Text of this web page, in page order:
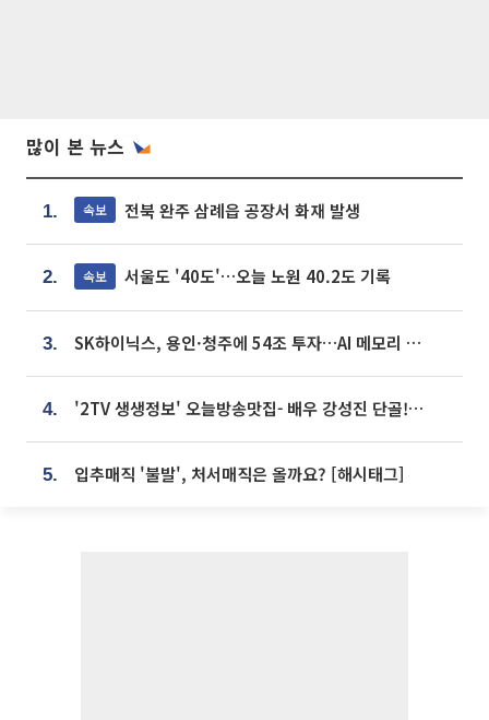
많이 본 뉴스
1. 속보 전북 완주 삼례읍 공장서 화재 발생
2. 속보 서울도 '40도'…오늘 노원 40.2도 기록
3. SK하이닉스, 용인·청주에 54조 투자…AI 메모리 생산기지 키운다
4. '2TV 생생정보' 오늘방송맛집- 배우 강성진 단골! 쌀국수ㆍ푸팟퐁 커리 맛집 '블○○○'
5. 입추매직 '불발', 처서매직은 올까요? [해시태그]